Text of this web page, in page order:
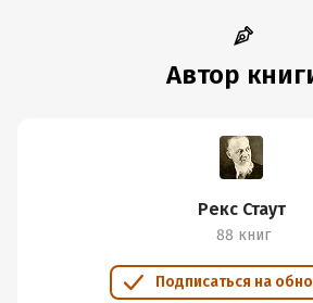
Автор
Рекс Стаут
88 книг
Подписаться на